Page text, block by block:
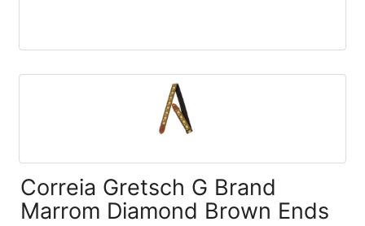
Correia Gretsch G Brand
Marrom Diamond Brown Ends